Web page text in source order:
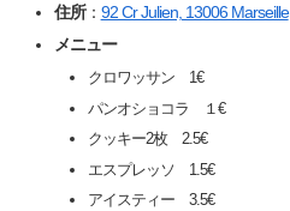
住所： 92 Cr Julien, 13006 Marseille
メニュー
クロワッサン 1€
パンオショコラ １€
クッキー2枚 2.5€
エスプレッソ 1.5€
アイスティー 3.5€